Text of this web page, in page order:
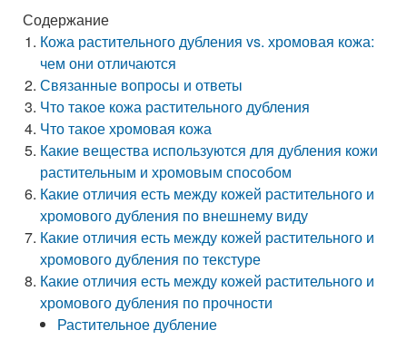
Содержание
Кожа растительного дубления vs. хромовая кожа:
чем они отличаются
Связанные вопросы и ответы
Что такое кожа растительного дубления
Что такое хромовая кожа
Какие вещества используются для дубления кожи
растительным и хромовым способом
Какие отличия есть между кожей растительного и
хромового дубления по внешнему виду
Какие отличия есть между кожей растительного и
хромового дубления по текстуре
Какие отличия есть между кожей растительного и
хромового дубления по прочности
Растительное дубление